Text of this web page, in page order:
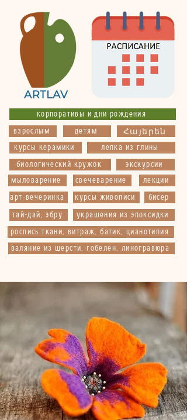
корпоративы и дни рождения
детям
взрослым Հայերեն
украшения из эпоксидки
мыловарение свечеварение
арт-вечеринка бисер
тай-дай, эбру
экскурсии
лепка из глины
роспись ткани, витраж, батик, цианотипия
курсы живописи
лекции
биологический кружок
курсы керамики
валяние из шерсти, гобелен, линогравюра